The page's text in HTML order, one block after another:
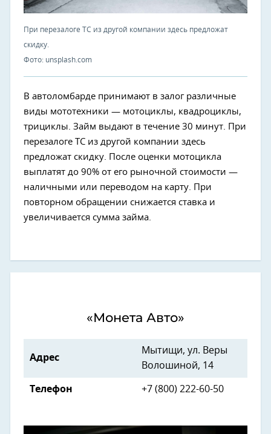
При перезалоге ТС из другой компании здесь предложат
скидку.
Фото: unsplash.com
В автоломбарде принимают в залог различные
виды мототехники — мотоциклы, квадроциклы,
трициклы. Займ выдают в течение 30 минут. При
перезалоге ТС из другой компании здесь
предложат скидку. После оценки мотоцикла
выплатят до 90% от его рыночной стоимости —
наличными или переводом на карту. При
повторном обращении снижается ставка и
увеличивается сумма займа.
«Монета Авто»
Адрес
Мытищи, ул. Веры
Волошиной, 14
Телефон +7 (800) 222-60-50